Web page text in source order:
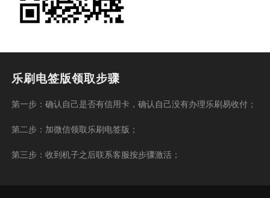
乐刷电签版领取步骤
第一步：确认自己是否有信用卡，确认自己没有办理乐刷易收付；
第二步：加微信领取乐刷电签版；
第三步：收到机子之后联系客服按步骤激活；